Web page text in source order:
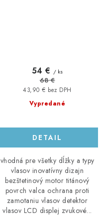
Vypredané
43,90 € bez DPH
54 € / ks
68 €
DETAIL
vhodná pre všetky dĺžky a typy
vlasov inovatívny dizajn
bezštetinový motor titánový
povrch valca ochrana proti
zamotaniu vlasov detektor
vlasov LCD displej zvukové...